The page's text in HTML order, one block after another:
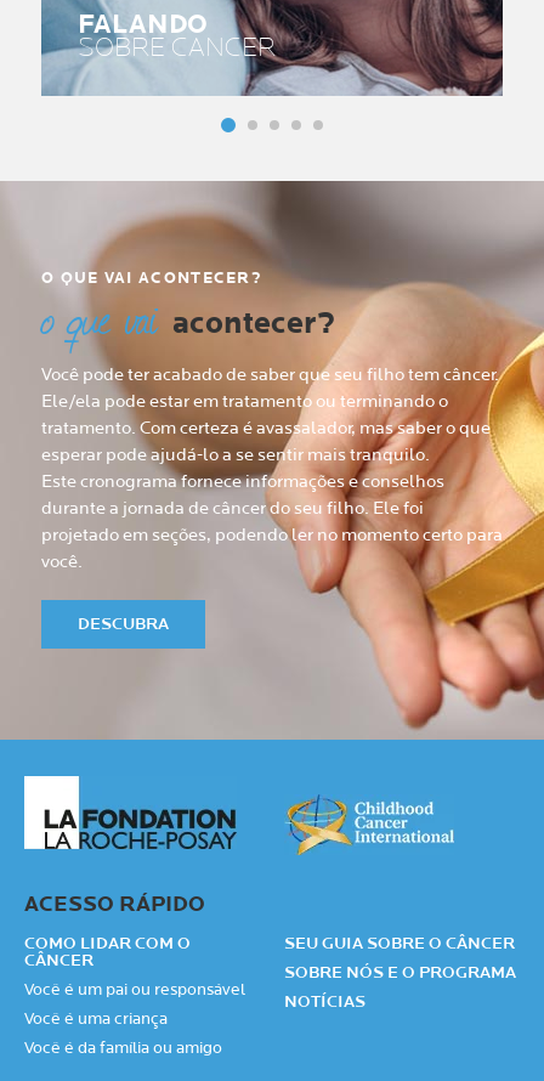
FALANDO
SOBRE CANCER
O QUE VAI ACONTECER?
o que vai acontecer?
Você pode ter acabado de saber que seu filho tem câncer.
Ele/ela pode estar em tratamento ou terminando o
tratamento. Com certeza é avassalador, mas saber o que
esperar pode ajudá-lo a se sentir mais tranquilo.
Este cronograma fornece informações e conselhos
durante a jornada de câncer do seu filho. Ele foi
projetado em seções, podendo ler no momento certo para
você.
DESCUBRA
ACESSO RÁPIDO
COMO LIDAR COM O
CÂNCER
Você é um pai ou responsável
Você é uma criança
Você é da família ou amigo
SEU GUIA SOBRE O CÂNCER
SOBRE NÓS E O PROGRAMA
NOTÍCIAS